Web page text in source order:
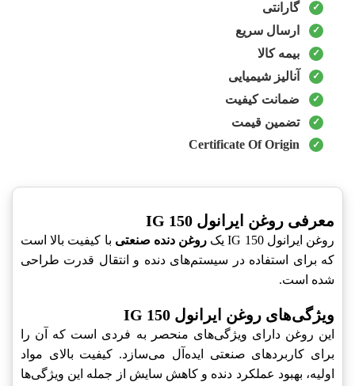
گارانتی
ارسال سریع
بیمه کالا
آنالیز شیمیایی
ضمانت کیفیت
تضمین قیمت
Certificate Of Origin
معرفی روغن ایرانول IG 150
روغن ایرانول IG 150 یک روغن دنده صنعتی با کیفیت بالا است
که برای استفاده در سیستم‌های دنده و انتقال قدرت طراحی
شده است.
ویژگی‌های روغن ایرانول IG 150
این روغن دارای ویژگی‌های منحصر به فردی است که آن را
برای کاربردهای صنعتی ایده‌آل می‌سازد. کیفیت بالای مواد
اولیه، بهبود عملکرد دنده و کاهش سایش از جمله این ویژگی‌ها